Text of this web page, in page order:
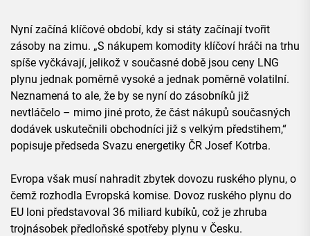
Nyní začíná klíčové období, kdy si státy začínají tvořit
zásoby na zimu. „S nákupem komodity klíčoví hráči na trhu
spíše vyčkávají, jelikož v současné době jsou ceny LNG
plynu jednak poměrně vysoké a jednak poměrně volatilní.
Neznamená to ale, že by se nyní do zásobníků již
nevtláčelo – mimo jiné proto, že část nákupů současných
dodávek uskutečnili obchodníci již s velkým předstihem,“
popisuje předseda Svazu energetiky ČR Josef Kotrba.
Evropa však musí nahradit zbytek dovozu ruského plynu, o
čemž rozhodla Evropská komise. Dovoz ruského plynu do
EU loni představoval 36 miliard kubíků, což je zhruba
trojnásobek předloňské spotřeby plynu v Česku.